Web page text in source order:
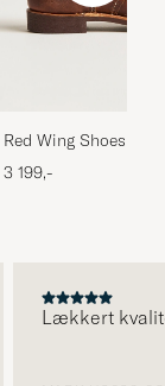
Red Wing Shoes
Copper Rough/
3 199,-
Lækkert